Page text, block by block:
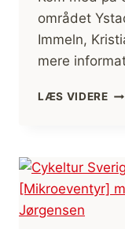
området
Immeln,
mere
LÆS VIDERE
OG